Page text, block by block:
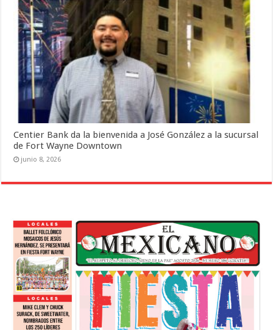
Centier Bank da la bienvenida a José González a la sucursal
de Fort Wayne Downtown
junio 8, 2026